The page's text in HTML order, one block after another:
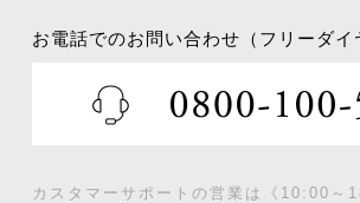
お電話でのお問い合わせ（フリーダイ
カスタマーサポートの営業は《10:00～